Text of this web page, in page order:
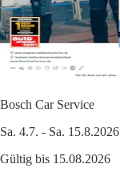
Bosch Car Service
Sa. 4.7. - Sa. 15.8.2026
Gültig bis 15.08.2026